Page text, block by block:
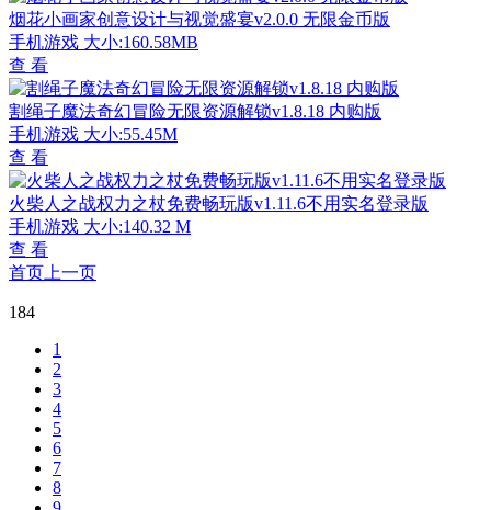
烟花小画家创意设计与视觉盛宴v2.0.0 无限金币版
手机游戏 大小:160.58MB
查 看
割绳子魔法奇幻冒险无限资源解锁v1.8.18 内购版
手机游戏 大小:55.45M
查 看
火柴人之战权力之杖免费畅玩版v1.11.6不用实名登录版
手机游戏 大小:140.32 M
查 看
首页 上一页
184
1
2
3
4
5
6
7
8